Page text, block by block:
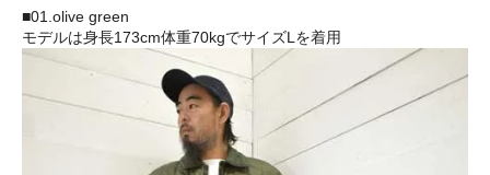
■01.olive green
モデルは身長173cm体重70kgでサイズLを着用